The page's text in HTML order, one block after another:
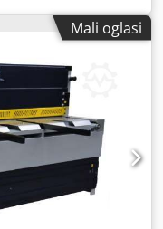
----- 13 mm Težina -
Mali oglasi